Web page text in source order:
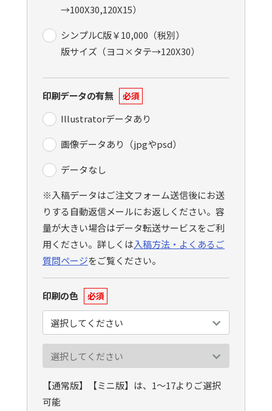
→100X30,120X15）
シンプルC版￥10,000（税別）
版サイズ（ヨコ×タテ→120X30）
印刷データの有無 必須
Illustratorデータあり
画像データあり（jpgやpsd）
データなし
※入稿データはご注文フォーム送信後にお送
りする自動返信メールにお返しください。容
量が大きい場合はデータ転送サービスをご利
用ください。詳しくは入稿方法・よくあるご
質問ページをご覧ください。
印刷の色 必須
【通常版】【ミニ版】は、1〜17よりご選択
可能